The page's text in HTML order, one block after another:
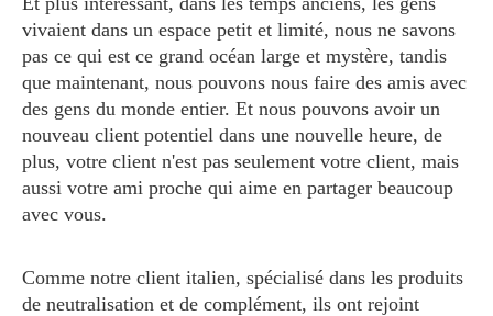
vivaient dans un espace petit et limité, nous ne savons
pas ce qui est ce grand océan large et mystère, tandis
que maintenant, nous pouvons nous faire des amis avec
des gens du monde entier. Et nous pouvons avoir un
nouveau client potentiel dans une nouvelle heure, de
plus, votre client n'est pas seulement votre client, mais
aussi votre ami proche qui aime en partager beaucoup
avec vous.
Comme notre client italien, spécialisé dans les produits
de neutralisation et de complément, ils ont rejoint